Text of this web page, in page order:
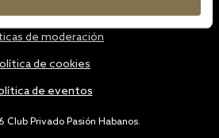
Club Privado Pasión Habanos.
de moderación
de cookies
de eventos